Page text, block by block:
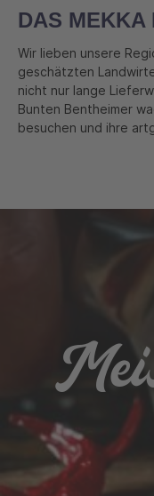
DAS MEKKA
Wir lieben unsere
geschätzten
nicht nur lange
Bunten Bentheimer
besuchen und ihre